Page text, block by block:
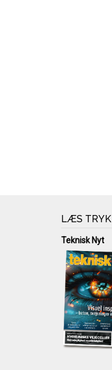
LÆS
Teknisk Nyt